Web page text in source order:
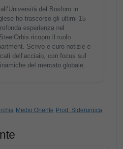
del Bosforo in
ho trascorso gli ultimi 15
esperienza nel
ricopro il ruolo
Scrivo e curo notizie e
dell’acciaio, con focus sul
del mercato globale.
Medio Oriente Prod. Siderurgica